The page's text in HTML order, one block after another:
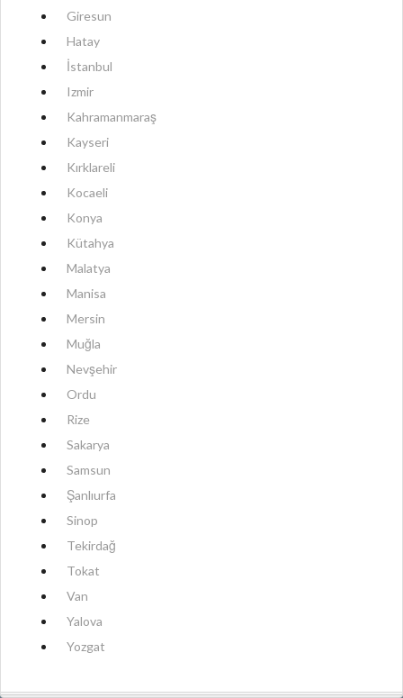
Giresun
Hatay
İstanbul
Izmir
Kahramanmaraş
Kayseri
Kırklareli
Kocaeli
Konya
Kütahya
Malatya
Manisa
Mersin
Muğla
Nevşehir
Ordu
Rize
Sakarya
Samsun
Şanlıurfa
Sinop
Tekirdağ
Tokat
Van
Yalova
Yozgat